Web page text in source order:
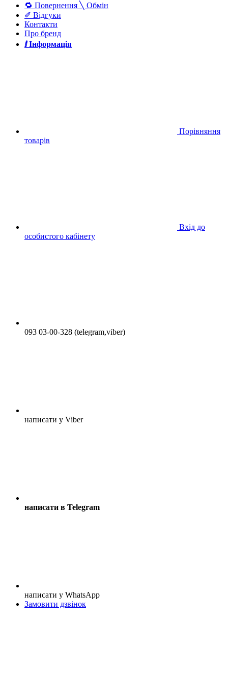
🔁 Повернення ╲ Обмін
✐ Відгуки
Контакти
Про бренд
ⅈ Інформація
Порівняння
товарів
Вхід до
особистого кабінету
093 03-00-328 (telegram,viber)
написати у Viber
написати в Telegram
написати у WhatsApp
Замовити дзвінок